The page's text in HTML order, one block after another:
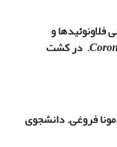
فلاونوئیدها و
در کشت
فروغی.دانشجوی